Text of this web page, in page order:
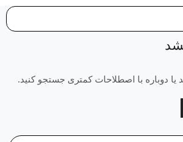
یا دوباره با اصطلاحات کمتری جستجو کنید.